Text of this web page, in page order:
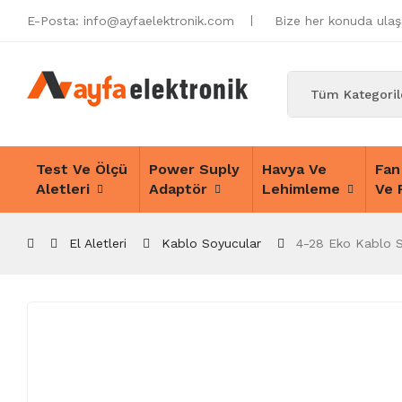
E-Posta: info@ayfaelektronik.com Bize her konuda
Test Ve Ölçü
Aletleri
Power Suply
Adaptör
Havya Ve
Lehimleme
Ve
El Aletleri Kablo Soyucular 4-28 Eko Kablo